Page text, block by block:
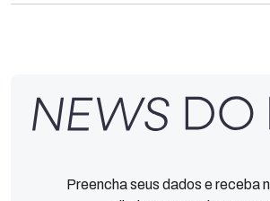
Preencha seus dados e receba